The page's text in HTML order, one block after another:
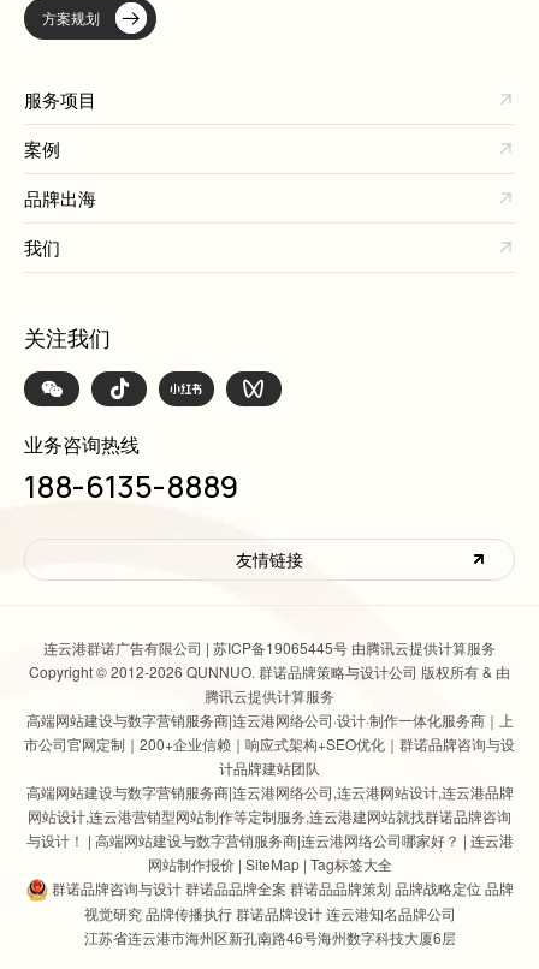
方案规划
服务项目
案例
品牌出海
我们
关注我们
业务咨询热线
188-6135-8889
友情链接
连云港群诺广告有限公司 | 苏ICP备19065445号 由腾讯云提供计算服务
Copyright © 2012-2026 QUNNUO. 群诺品牌策略与设计公司 版权所有 & 由
腾讯云提供计算服务
高端网站建设与数字营销服务商|连云港网络公司·设计·制作一体化服务商｜上
市公司官网定制｜200+企业信赖｜响应式架构+SEO优化｜群诺品牌咨询与设
计品牌建站团队
高端网站建设与数字营销服务商|连云港网络公司,连云港网站设计,连云港品牌
网站设计,连云港营销型网站制作等定制服务,连云港建网站就找群诺品牌咨询
与设计！ | 高端网站建设与数字营销服务商|连云港网络公司哪家好？ | 连云港
网站制作报价| SiteMap| Tag标签大全
群诺品牌咨询与设计 群诺品品牌全案 群诺品品牌策划 品牌战略定位 品牌
视觉研究 品牌传播执行 群诺品牌设计 连云港知名品牌公司
江苏省连云港市海州区新孔南路46号海州数字科技大厦6层